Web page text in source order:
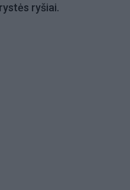
ryšiai.